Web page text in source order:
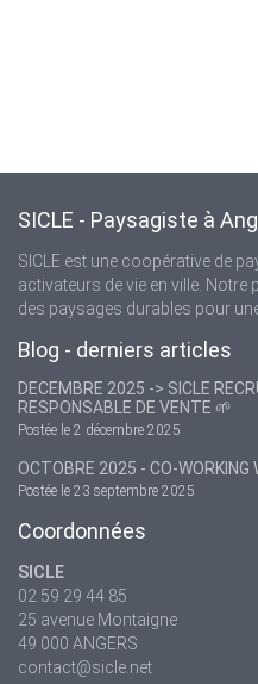
SICLE - Paysagiste à
SICLE est une coopérative de
activateurs de vie en ville.
des paysages durables pour
Blog - derniers articles
DECEMBRE 2025 -> SICLE
RESPONSABLE DE VENTE 🌱
Postée le 2 décembre 2025
OCTOBRE 2025 - CO-WORKING
Postée le 23 septembre 2025
Coordonnées
SICLE
02 59 29 44 85
25 avenue Montaigne
49 000 ANGERS
contact@sicle.net